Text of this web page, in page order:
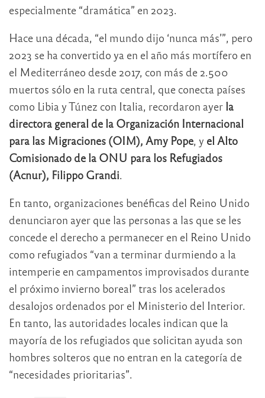
especialmente “dramática” en 2023.
Hace una década, “el mundo dijo ‘nunca más’”, pero
2023 se ha convertido ya en el año más mortífero en
el Mediterráneo desde 2017, con más de 2.500
muertos sólo en la ruta central, que conecta países
como Libia y Túnez con Italia, recordaron ayer la
directora general de la Organización Internacional
para las Migraciones (OIM), Amy Pope, y el Alto
Comisionado de la ONU para los Refugiados
(Acnur), Filippo Grandi.
En tanto, organizaciones benéficas del Reino Unido
denunciaron ayer que las personas a las que se les
concede el derecho a permanecer en el Reino Unido
como refugiados “van a terminar durmiendo a la
intemperie en campamentos improvisados durante
el próximo invierno boreal” tras los acelerados
desalojos ordenados por el Ministerio del Interior.
En tanto, las autoridades locales indican que la
mayoría de los refugiados que solicitan ayuda son
hombres solteros que no entran en la categoría de
“necesidades prioritarias”.